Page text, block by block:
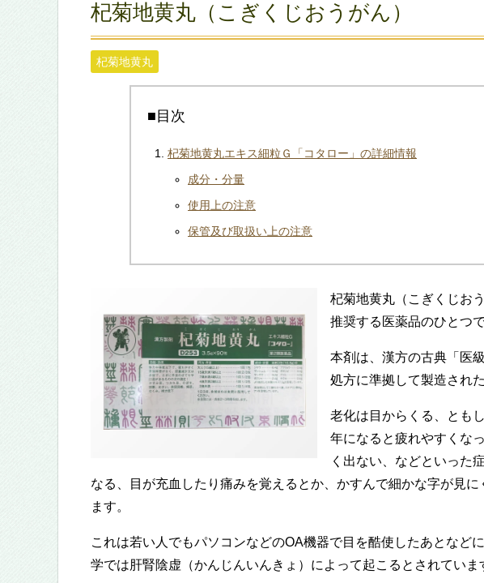
杞菊地黄丸（こぎくじおうがん）
杞菊地黄丸
■目次
杞菊地黄丸エキス細粒Ｇ「コタロー」の詳細情報
成分・分量
使用上の注意
保管及び取扱い上の注意
杞菊地黄丸（こぎくじお
推奨する医薬品のひとつで
本剤は、漢方の古典「医
処方に準拠して製造され
老化は目からくる、とも
年になると疲れやすくな
く出ない、などといった
なる、目が充血したり痛みを覚えるとか、かすんで細かな字が見に
ます。
これは若い人でもパソコンなどのOA機器で目を酷使したあとなど
学では肝腎陰虚（かんじんいんきょ）によって起こるとされていま